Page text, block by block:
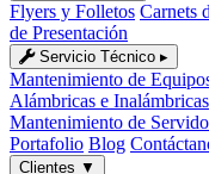
Flyers y Folletos Carnets
de Presentación
Servicio Técnico ▸
Mantenimiento de
Alámbricas e Inalámbricas
Mantenimiento de
Portafolio Blog
Clientes ▼